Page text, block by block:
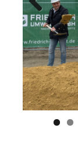
Previ
ous